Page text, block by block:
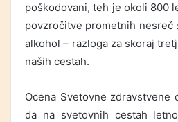
poškodovani, teh je okoli 800
povzročitve prometnih nesreč
alkohol – razloga za skoraj
naših cestah.
Ocena Svetovne zdravstvene
da na svetovnih cestah